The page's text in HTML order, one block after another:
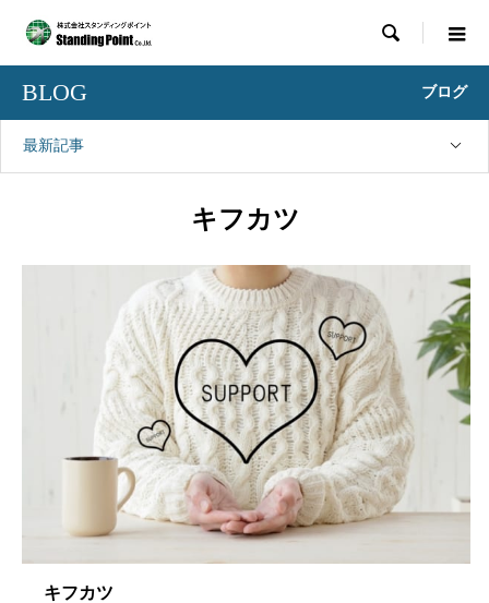

BLOG ブログ
最新記事
キフカツ
キフカツ